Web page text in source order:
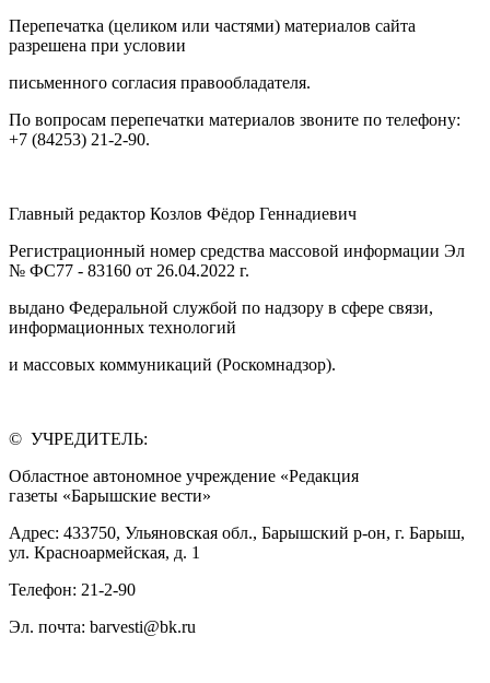
Перепечатка (целиком или частями) материалов сайта
разрешена при условии
письменного согласия правообладателя.
По вопросам перепечатки материалов звоните по телефону:
+7 (84253) 21-2-90.
Главный редактор Козлов Фёдор Геннадиевич
Регистрационный номер средства массовой информации Эл
№ ФС77 - 83160 от 26.04.2022 г.
выдано Федеральной службой по надзору в сфере связи,
информационных технологий
и массовых коммуникаций (Роскомнадзор).
© УЧРЕДИТЕЛЬ:
Областное автономное учреждение «Редакция
газеты «Барышские вести»
Адрес: 433750, Ульяновская обл., Барышский р-он, г. Барыш,
ул. Красноармейская, д. 1
Телефон: 21-2-90
Эл. почта: barvesti@bk.ru